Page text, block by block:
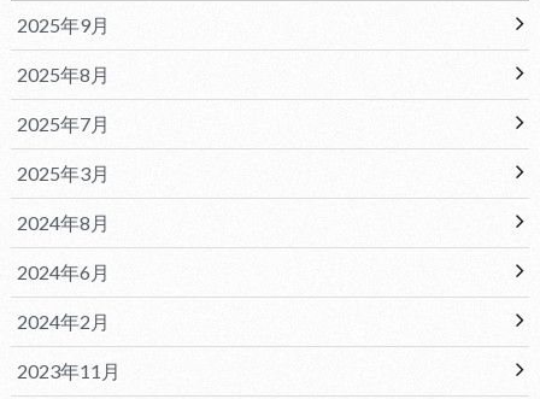
2025年9月
2025年8月
2025年7月
2025年3月
2024年8月
2024年6月
2024年2月
2023年11月